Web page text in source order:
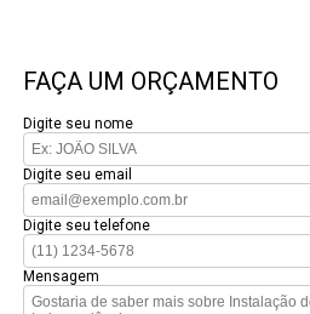
FAÇA UM ORÇAMENTO
Digite seu nome
Digite seu email
Digite seu telefone
Mensagem